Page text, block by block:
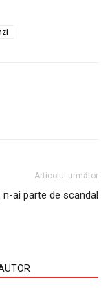
Articolul următor
n-ai parte de scandal